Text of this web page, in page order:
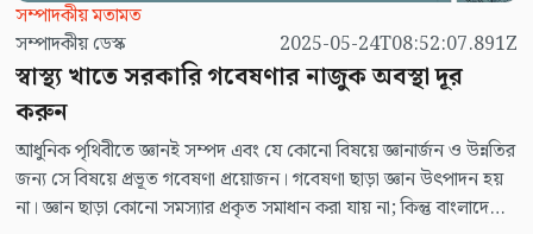
সম্পাদকীয় মতামত
সম্পাদকীয় ডেস্ক
2025-05-24T08:52:07.891Z
স্বাস্থ্য খাতে সরকারি গবেষণার নাজুক অবস্থা দূর
করুন
আধুনিক পৃথিবীতে জ্ঞানই সম্পদ এবং যে কোনো বিষয়ে জ্ঞানার্জন ও উন্নতির
জন্য সে বিষয়ে প্রভূত গবেষণা প্রয়োজন। গবেষণা ছাড়া জ্ঞান উৎপাদন হয়
না। জ্ঞান ছাড়া কোনো সমস্যার প্রকৃত সমাধান করা যায় না; কিন্তু বাংলাদেশের